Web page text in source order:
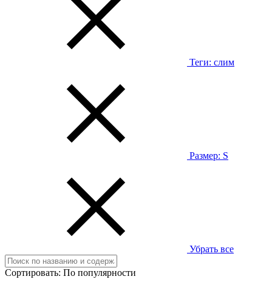
Теги: слим
Размер: S
Убрать все
Сортировать: По популярности